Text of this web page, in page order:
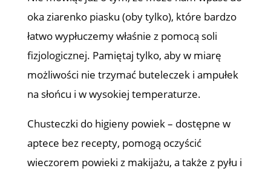
oka ziarenko piasku (oby tylko), które bardzo
łatwo wypłuczemy właśnie z pomocą soli
fizjologicznej. Pamiętaj tylko, aby w miarę
możliwości nie trzymać buteleczek i ampułek
na słońcu i w wysokiej temperaturze.
Chusteczki do higieny powiek – dostępne w
aptece bez recepty, pomogą oczyścić
wieczorem powieki z makijażu, a także z pyłu i